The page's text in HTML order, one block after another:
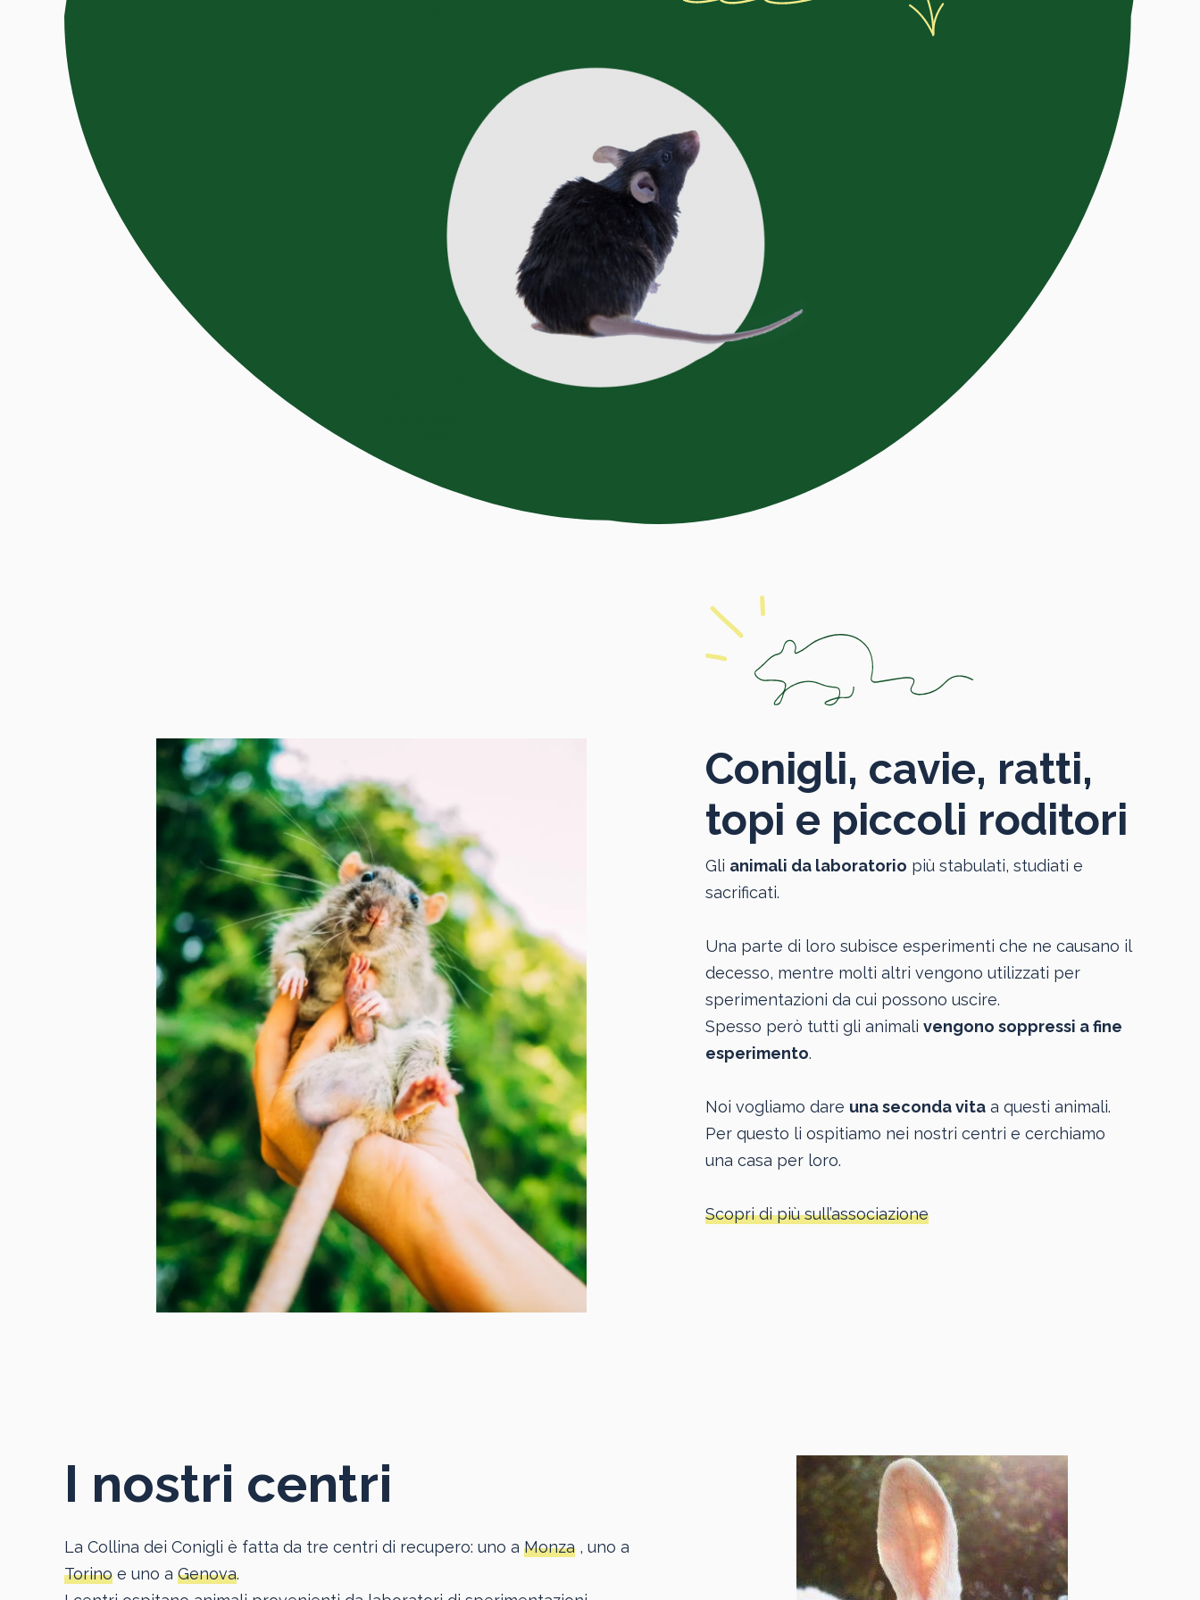
Conigli, cavie, ratti,
topi e piccoli roditori
Gli animali da laboratorio più stabulati, studiati e
sacrificati.
Una parte di loro subisce esperimenti che ne causano il
decesso, mentre molti altri vengono utilizzati per
sperimentazioni da cui possono uscire.
Spesso però tutti gli animali vengono soppressi a fine
esperimento.
Noi vogliamo dare una seconda vitaa questi animali.
Per questo li ospitiamo nei nostri centri e cerchiamo
una casa per loro.
Scopri di più sull’associazione
I nostri centri
La Collina dei Conigli è fatta da tre centri di recupero: uno a Monza , uno a
Torino e uno a Genova.